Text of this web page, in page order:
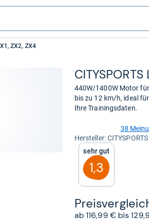
ZX2, ZX4
440W/1400W Motor
bis zu 12 km/h, ideal
Ihre Trainingsdaten.
von
Sternen
38
Her­stel­ler: CITYSPORTS
Sehr gut
1,3
ab 116,99 € bis